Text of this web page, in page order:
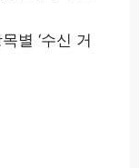
별 ‘수신 거